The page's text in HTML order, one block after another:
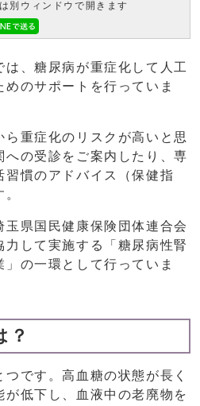
別ウィンドウで開きます
は、糖尿病が重症化して人工
のサポートを行っていま
ら重症化のリスクが高いと思
への受診をご案内したり、専
習慣のアドバイス（保健指
県国民健康保険団体連合会
力して実施する「糖尿病性腎
の一環として行っていま
？
です。高血糖の状態が長く
が低下し、血液中の老廃物を